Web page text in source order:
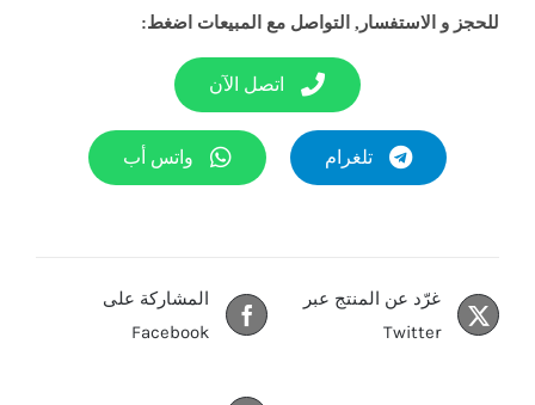
للحجز و الاستفسار, التواصل مع المبيعات اضغط:
اتصل الآن
تلغرام واتس أب
المشاركة على
Facebook
غرّد عن المنتج عبر
Twitter